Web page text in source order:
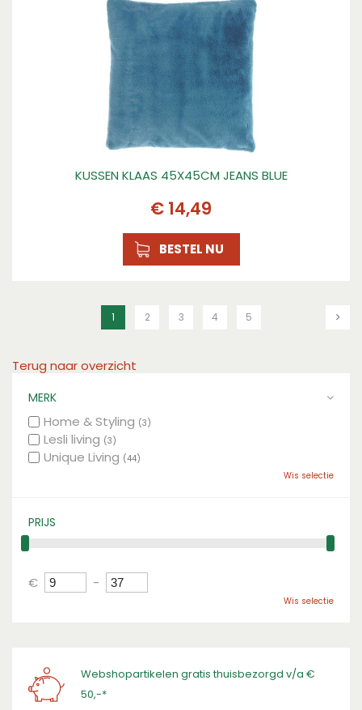
KUSSEN KLAAS 45X45CM JEANS BLUE
€ 14,49
BESTEL NU
1 2 3 4 5
Terug naar overzicht
MERK
Home & Styling (3)
Lesli living (3)
Unique Living (44)
Wis selectie
PRIJS
€ -
Wis selectie
Webshopartikelen gratis thuisbezorgd v/a €
50,-*